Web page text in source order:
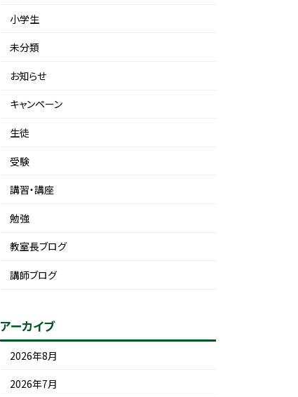
小学生
未分類
お知らせ
キャンペーン
生徒
受験
講習・講座
勉強
教室長ブログ
講師ブログ
アーカイブ
2026年8月
2026年7月